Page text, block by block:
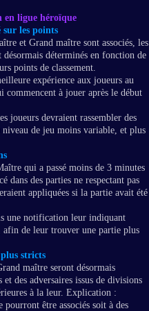
en ligue héroïque
les points
et Grand maître sont associés, les
désormais déterminés en fonction de
points de classement.
expérience aux joueurs au
commencent à jouer après le début
joueurs devraient rassembler des
niveau de jeu moins variable, et plus
qui a passé moins de 3 minutes
dans des parties ne respectant pas
appliquées si la partie avait été
une notification leur indiquant
afin de leur trouver une partie plus
stricts
maître seront désormais
et des adversaires issus de divisions
à la leur. Explication :
être associés soit à des